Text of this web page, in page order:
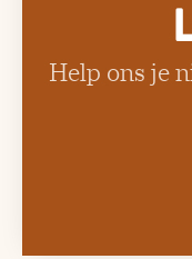
Help ons je